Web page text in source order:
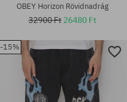
Elérhető méretek:
OBEY Horizon Rövidnadrág
32900 Ft 26480 Ft
-15%